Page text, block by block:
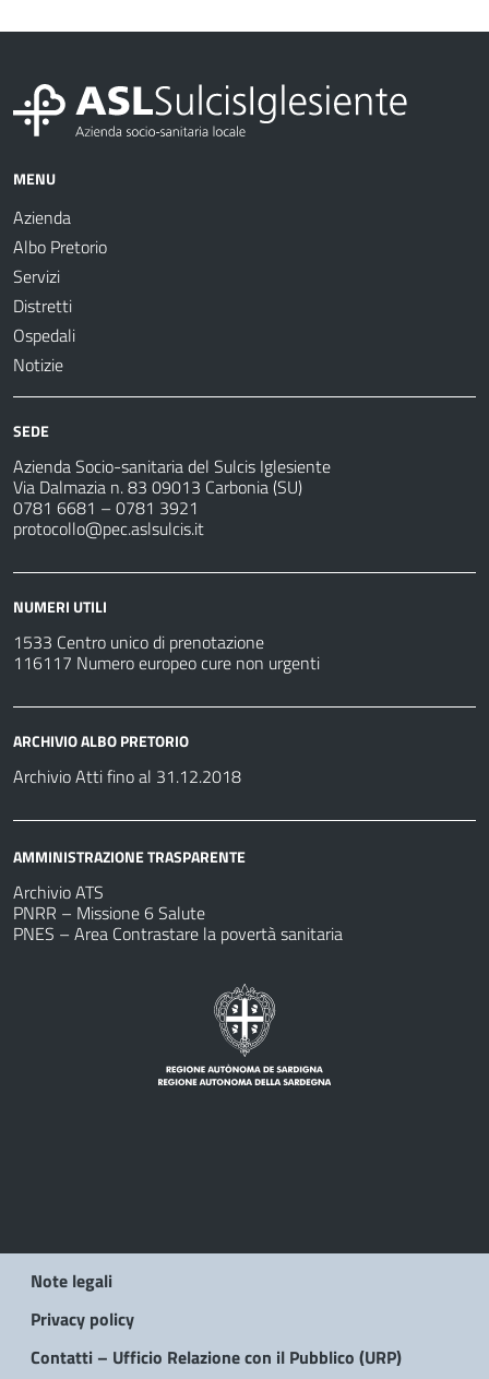
MENU
Azienda
Albo Pretorio
Servizi
Distretti
Ospedali
Notizie
SEDE
Azienda Socio-sanitaria del Sulcis Iglesiente
Via Dalmazia n. 83 09013 Carbonia (SU)
0781 6681 – 0781 3921
protocollo@pec.aslsulcis.it
NUMERI UTILI
1533 Centro unico di prenotazione
116117 Numero europeo cure non urgenti
ARCHIVIO ALBO PRETORIO
Archivio Atti fino al 31.12.2018
AMMINISTRAZIONE TRASPARENTE
Archivio ATS
PNRR – Missione 6 Salute
PNES – Area Contrastare la povertà sanitaria
Note legali
Privacy policy
Contatti – Ufficio Relazione con il Pubblico (URP)